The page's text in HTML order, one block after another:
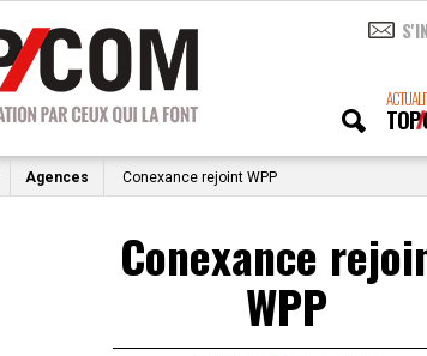
TOP
Agences Conexance rejoint WPP
Conexance
WPP